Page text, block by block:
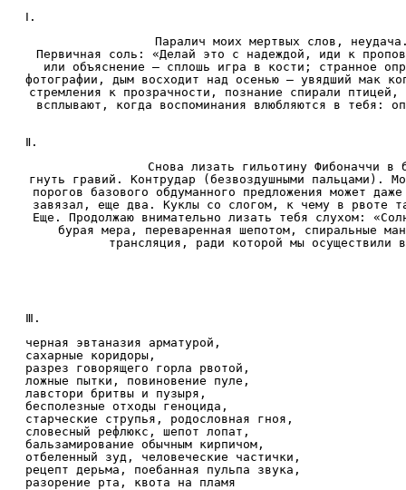
Ⅰ.
Паралич моих мертвых слов,
Первичная соль: «Делай это с надеждой, иди к
или объяснение — сплошь игра в кости; странное
фотографии, дым восходит над осенью — увядший мак
стремления к прозрачности, познание спирали
всплывают, когда воспоминания влюбляются в тебя:
Ⅱ.
Снова лизать гильотину Фибоначчи
гнуть гравий. Контрудар (безвоздушными пальцами).
порогов базового обдуманного предложения может
завязал, еще два. Куклы со слогом, к чему в рвоте
Еще. Продолжаю внимательно лизать тебя слухом:
бурая мера, переваренная шепотом, спиральные
трансляция, ради которой мы
Ⅲ.
черная эвтаназия арматурой,
сахарные коридоры,
разрез говорящего горла рвотой,
ложные пытки, повиновение пуле,
лавстори бритвы и пузыря,
бесполезные отходы геноцида,
старческие струпья, родословная гноя,
словесный рефлюкс, шепот лопат,
бальзамирование обычным кирпичом,
отбеленный зуд, человеческие частички,
рецепт дерьма, поебанная пульпа звука,
разорение рта, квота на пламя